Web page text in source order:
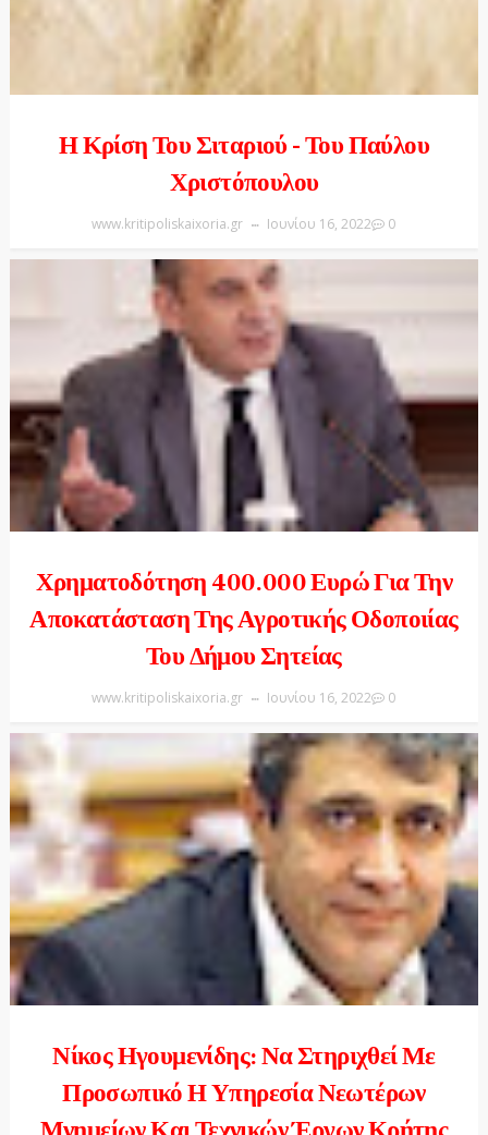
Η Κρίση Του Σιταριού - Του Παύλου
Χριστόπουλου
www.kritipoliskaixoria.gr Ιουνίου 16, 2022 0
Χρηματοδότηση 400.000 Ευρώ Για Την
Αποκατάσταση Της Αγροτικής Οδοποιίας
Του Δήμου Σητείας
www.kritipoliskaixoria.gr Ιουνίου 16, 2022 0
Νίκος Ηγουμενίδης: Να Στηριχθεί Με
Προσωπικό Η Υπηρεσία Νεωτέρων